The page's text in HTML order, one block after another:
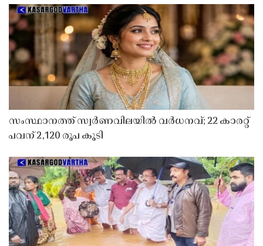
സംസ്ഥാനത്ത് സ്വർണവിലയിൽ വർധനവ്; 22 കാരറ്റ്
പവന് 2,120 രൂപ കൂടി